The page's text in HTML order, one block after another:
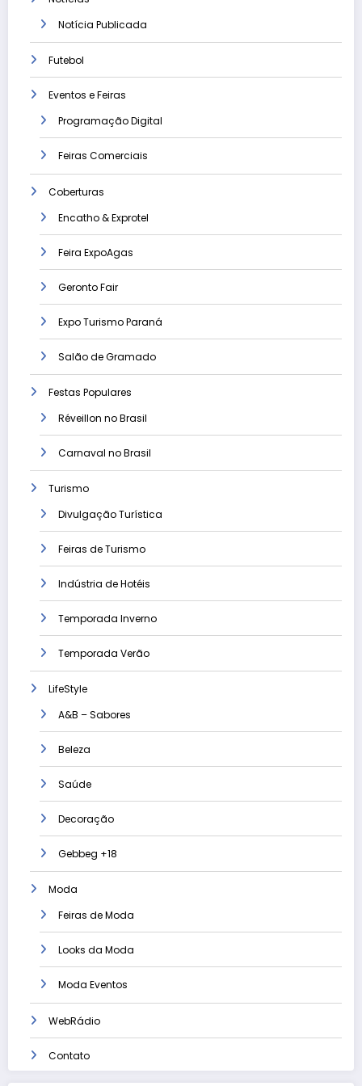
Notícia Publicada
Futebol
Eventos e Feiras
Programação Digital
Feiras Comerciais
Coberturas
Encatho & Exprotel
Feira ExpoAgas
Geronto Fair
Expo Turismo Paraná
Salão de Gramado
Festas Populares
Réveillon no Brasil
Carnaval no Brasil
Turismo
Divulgação Turística
Feiras de Turismo
Indústria de Hotéis
Temporada Inverno
Temporada Verão
LifeStyle
A&B – Sabores
Beleza
Saúde
Decoração
Gebbeg +18
Moda
Feiras de Moda
Looks da Moda
Moda Eventos
WebRádio
Contato